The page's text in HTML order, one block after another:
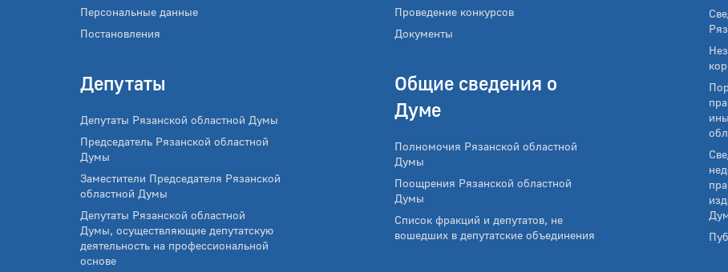
Персональные данные
Постановления
Депутаты
Депутаты Рязанской областной Думы
Председатель Рязанской областной
Думы
Заместители Председателя Рязанской
областной Думы
Депутаты Рязанской областной
Думы, осуществляющие депутатскую
деятельность на профессиональной
основе
Проведение конкурсов
Документы
Общие сведения о
Думе
Полномочия Рязанской областной
Думы
Поощрения Рязанской областной
Думы
Список фракций и депутатов, не
вошедших в депутатские объединения